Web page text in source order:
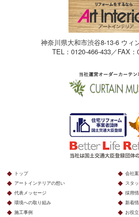
神奈川県大和市渋谷8-13-6 ウィ
TEL：0120-466-433／FAX：
トップ
アートインテリアの想い
代表メッセージ
環境への取り組み
施工事例
会社
スタ
採用
新着
お役